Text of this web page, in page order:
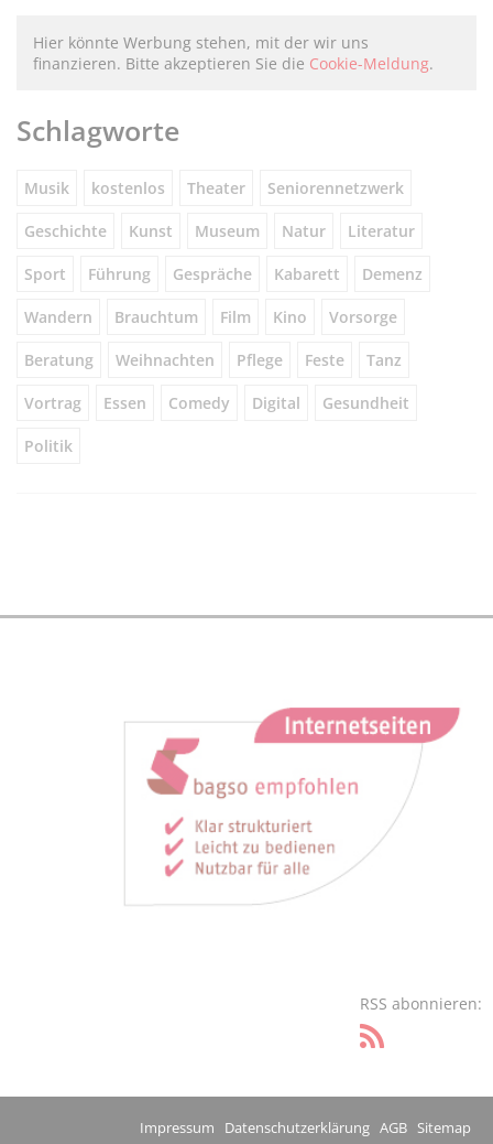
Hier könnte Werbung stehen, mit der wir uns
finanzieren. Bitte akzeptieren Sie die Cookie-Meldung.
Schlagworte
Musik kostenlos Theater Seniorennetzwerk
Geschichte Kunst Museum Natur Literatur
Sport Führung Gespräche Kabarett Demenz
Wandern Brauchtum Film Kino Vorsorge
Beratung Weihnachten Pflege Feste Tanz
Vortrag Essen Comedy Digital Gesundheit
Politik
RSS abonnieren:
Impressum Datenschutzerklärung AGB Sitemap